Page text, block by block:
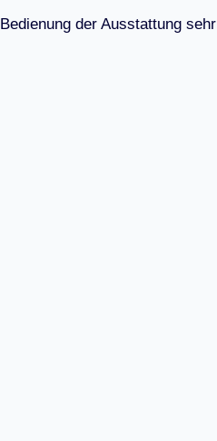
Bedienung der Ausstattung sehr